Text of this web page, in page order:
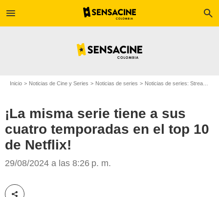
menu search
Inicio Noticias de Cine y Series Noticias de series Noticias de series: Streaming
¡La misma serie tiene a sus
cuatro temporadas en el top 10
de Netflix!
29/08/2024 a las 8:26 p. m.